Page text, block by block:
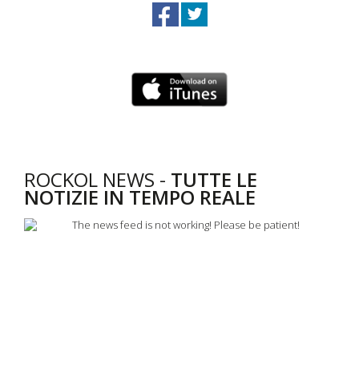
ROCKOL NEWS - TUTTE LE
NOTIZIE IN TEMPO REALE